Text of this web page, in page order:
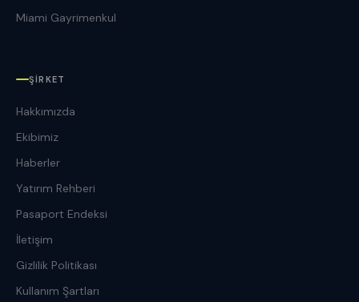
Miami Gayrimenkul
ŞIRKET
Hakkımızda
Ekibimiz
Haberler
Yatırım Rehberi
Pasaport Endeksi
İletişim
Gizlilik Politikası
Kullanım Şartları